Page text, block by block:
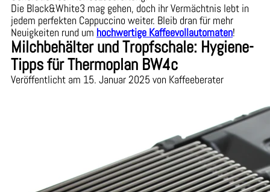
Die Black&White3 mag gehen, doch ihr Vermächtnis lebt in
jedem perfekten Cappuccino weiter. Bleib dran für mehr
Neuigkeiten rund um hochwertige Kaffeevollautomaten!
Milchbehälter und Tropfschale: Hygiene-
Tipps für Thermoplan BW4c
Veröffentlicht am 15. Januar 2025 von Kaffeeberater